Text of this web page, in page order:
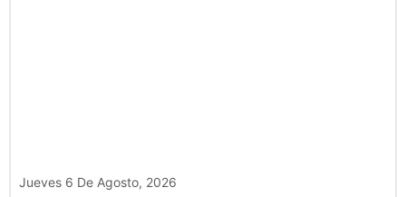
Jueves 6 De Agosto, 2026